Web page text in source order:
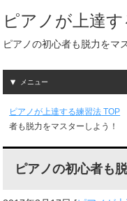
ピアノが上達
ピアノの初心者も脱力をマ
メニュー
ピアノが上達する練習法 TOP
者も脱力をマスターしよう！
ピアノの初心者も